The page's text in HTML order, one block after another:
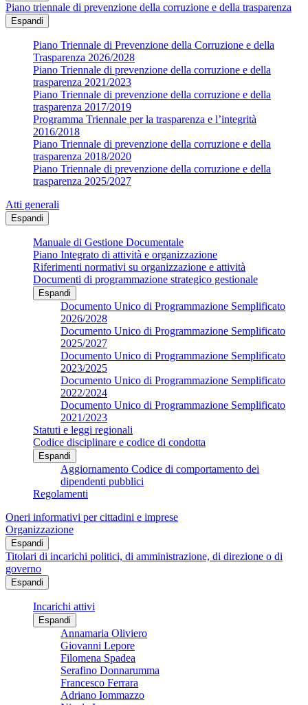
Piano triennale di prevenzione della corruzione e della trasparenza
Espandi
Piano Triennale di Prevenzione della Corruzione e della
Trasparenza 2026/2028
Piano Triennale di prevenzione della corruzione e della
trasparenza 2021/2023
Piano Triennale di prevenzione della corruzione e della
trasparenza 2017/2019
Programma Triennale per la trasparenza e l’integrità
2016/2018
Piano Triennale di prevenzione della corruzione e della
trasparenza 2018/2020
Piano Triennale di prevenzione della corruzione e della
trasparenza 2025/2027
Atti generali
Espandi
Manuale di Gestione Documentale
Piano Integrato di attività e organizzazione
Riferimenti normativi su organizzazione e attività
Documenti di programmazione strategico gestionale
Espandi
Documento Unico di Programmazione Semplificato
2026/2028
Documento Unico di Programmazione Semplificato
2025/2027
Documento Unico di Programmazione Semplificato
2023/2025
Documento Unico di Programmazione Semplificato
2022/2024
Documento Unico di Programmazione Semplificato
2021/2023
Statuti e leggi regionali
Codice disciplinare e codice di condotta
Espandi
Aggiornamento Codice di comportamento dei
dipendenti pubblici
Regolamenti
Oneri informativi per cittadini e imprese
Organizzazione
Espandi
Titolari di incarichi politici, di amministrazione, di direzione o di
governo
Espandi
Incarichi attivi
Espandi
Annamaria Oliviero
Giovanni Lepore
Filomena Spadea
Serafino Donnarumma
Francesco Ferrara
Adriano Iommazzo